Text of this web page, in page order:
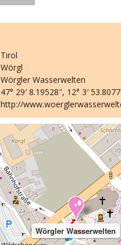
Tirol
Wörgl
Wörgler Wasserwelten
47° 29′ 8.19528″, 12° 3′
http://
Wörgler Wasserwelten